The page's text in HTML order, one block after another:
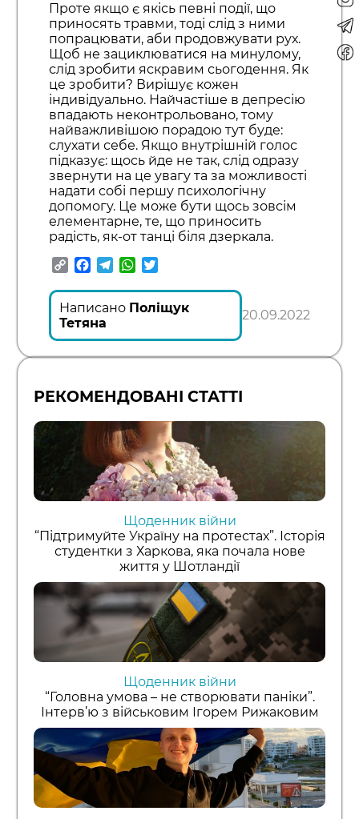
Проте якщо є якісь певні події, що
приносять травми, тоді слід з ними
попрацювати, аби продовжувати рух.
Щоб не зациклюватися на минулому,
слід зробити яскравим сьогодення. Як
це зробити? Вирішує кожен
індивідуально. Найчастіше в депресію
впадають неконтрольовано, тому
найважливішою порадою тут буде:
слухати себе. Якщо внутрішній голос
підказує: щось йде не так, слід одразу
звернути на це увагу та за можливості
надати собі першу психологічну
допомогу. Це може бути щось зовсім
елементарне, те, що приносить
радість, як-от танці біля дзеркала.
CopyFacebook
TelegramWhatsApp
Написано Поліщук
Тетяна
20.09.2022
РЕКОМЕНДОВАНІ СТАТТІ
Щоденник війни
“Підтримуйте Україну на протестах”. Історія
студентки з Харкова, яка почала нове
життя у Шотландії
Щоденник війни
“Головна умова – не створювати паніки”.
Інтерв’ю з військовим Ігорем Рижаковим